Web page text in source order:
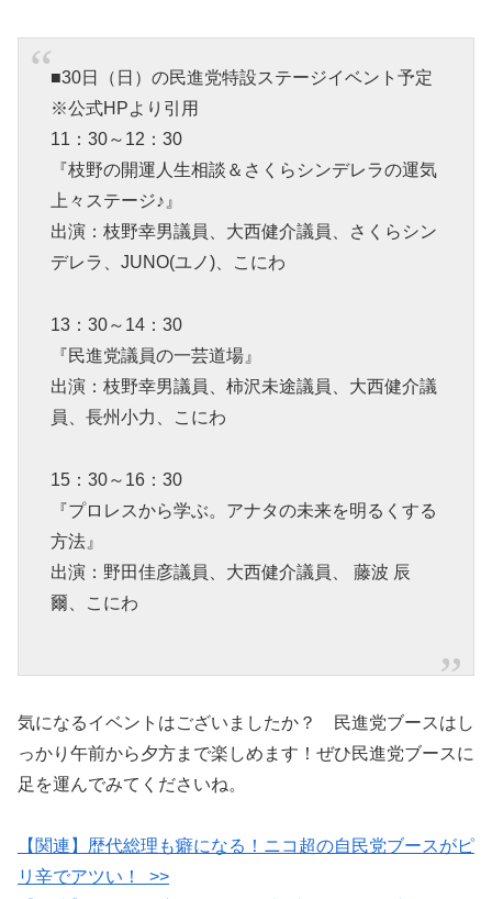
■30日（日）の民進党特設ステージイベント予定
※公式HPより引用
11：30～12：30
『枝野の開運人生相談＆さくらシンデレラの運気
上々ステージ♪』
出演：枝野幸男議員、大西健介議員、さくらシン
デレラ、JUNO(ユノ)、こにわ
13：30～14：30
『民進党議員の一芸道場』
出演：枝野幸男議員、柿沢未途議員、大西健介議
員、長州小力、こにわ
15：30～16：30
『プロレスから学ぶ。アナタの未来を明るくする
方法』
出演：野田佳彦議員、大西健介議員、 藤波 辰
爾、こにわ
気になるイベントはございましたか？ 民進党ブースはし
っかり午前から夕方まで楽しめます！ぜひ民進党ブースに
足を運んでみてくださいね。
【関連】歴代総理も癖になる！ニコ超の自民党ブースがピ
リ辛でアツい！ >>